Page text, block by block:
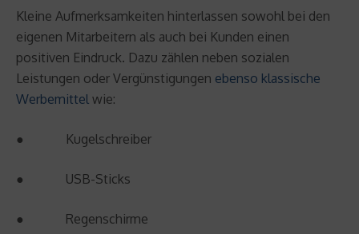
Kleine Aufmerksamkeiten hinterlassen sowohl bei den
eigenen Mitarbeitern als auch bei Kunden einen
positiven Eindruck. Dazu zählen neben sozialen
Leistungen oder Vergünstigungen ebenso klassische
Werbemittel wie:
● Kugelschreiber
● USB-Sticks
● Regenschirme